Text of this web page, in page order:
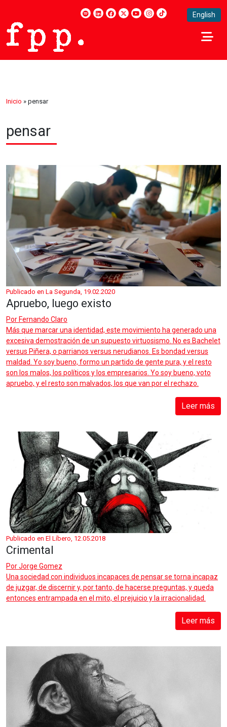
English
Inicio » pensar
pensar
Publicado en La Segunda, 19.02.2020
Apruebo, luego existo
PorFernando Claro
Más que marcar una identidad, este movimiento ha generado una
excesiva demostración de un supuesto virtuosismo. No es Bachelet
versus Piñera, o parrianos versus nerudianos. Es bondad versus
maldad. Yo soy bueno, formo un partido de gente pura, y el resto
son los malos, los políticos y los empresarios. Yo soy bueno, voto
apruebo, y el resto son malvados, los que van por el rechazo.
Leer más
Publicado en El Líbero, 12.05.2018
Crimental
PorJorge Gomez
Una sociedad con individuos incapaces de pensar se torna incapaz
de juzgar, de discernir y, por tanto, de hacerse preguntas, y queda
entonces entrampada en el mito, el prejuicio y la irracionalidad.
Leer más